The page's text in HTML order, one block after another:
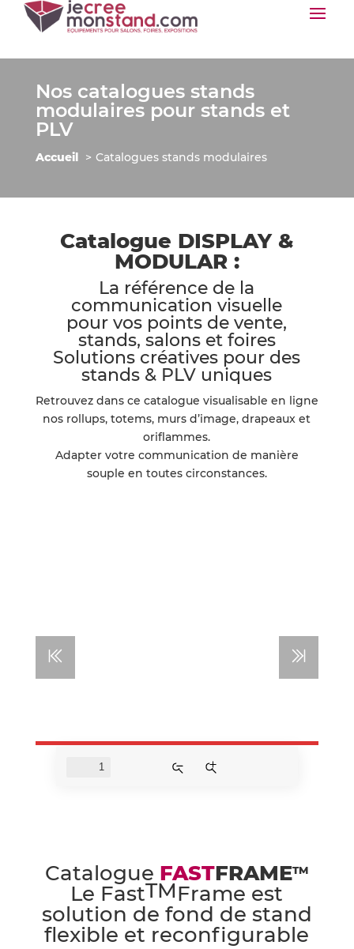
Nos catalogues stands
modulaires pour stands et
PLV
Accueil Catalogues stands modulaires
Catalogue DISPLAY &
MODULAR :
La référence de la
communication visuelle
pour vos points de vente,
stands, salons et foires
Solutions créatives pour des
stands & PLV uniques
Retrouvez dans ce catalogue visualisable en ligne
nos rollups, totems, murs d’image, drapeaux et
oriflammes.
Adapter votre communication de manière
souple en toutes circonstances.
Catalogue FASTFRAMETM
Le FastTMFrame est
solution de fond de stand
flexible et reconfigurable